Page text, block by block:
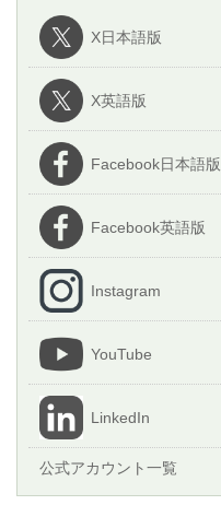
X日本語版
X英語版
Facebook日本語版
Facebook英語版
Instagram
YouTube
LinkedIn
公式アカウント一覧